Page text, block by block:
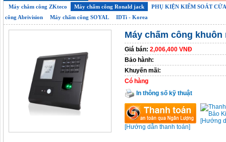
Máy châm công ZKteco Máy chấm công Ronald jack
PHỤ KIỆN KIỂM SOÁT CỬA
công Abrivision
Máy chấm công SOYAL IDTi - Korea
Máy chấm công khuôn
Giá bán: 2,006,400 VNĐ
Bảo hành:
Khuyến mãi:
Có hàng
In thông số kỹ thuật
[Hướng dẫn thanh toán]
[Hướng